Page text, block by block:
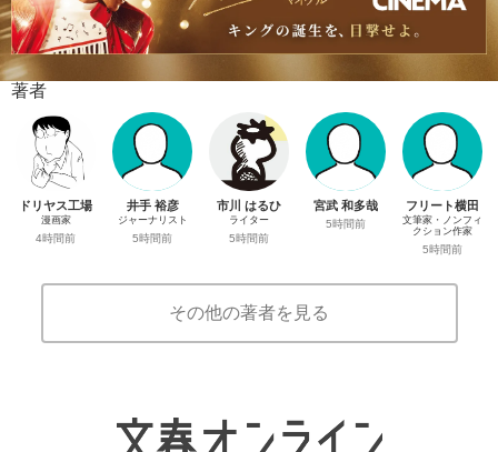
著者
ドリヤス工場
漫画家
4時間前
井手 裕彦
ジャーナリスト
5時間前
市川 はるひ
ライター
5時間前
宮武 和多哉
5時間前
フリート横田
文筆家・ノンフィ
クション作家
5時間前
その他の著者を見る